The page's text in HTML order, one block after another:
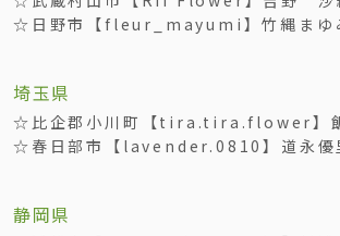
☆日野市【fleur_mayumi】竹縄まゆ
埼玉県
☆比企郡小川町【tira.tira.flower】
☆春日部市【lavender.0810】道永優
静岡県